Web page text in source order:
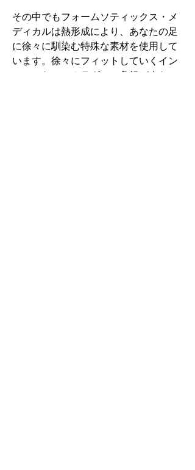
その中でもフォームソティックス・メ
ディカルは熱形成により、あなたの足
に徐々に馴染む特殊な素材を使用して
います。徐々にフィットしていくイン
ソールなのでカラダへの負担が少ない